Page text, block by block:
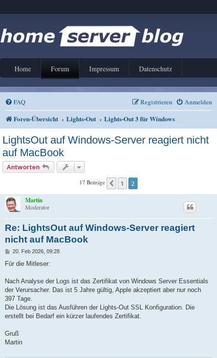
Home Forum Impressum Datenschutz
FAQ Anmelden
Registrieren
Foren-Übersicht Lights-Out Lights-Out 3 für Windows
LightsOut auf Windows-Server reagiert nicht
auf MacBook
Antworten
17 Beiträge Vorherige
1 2
Martin
Moderator
Re: LightsOut auf Windows-Server reagiert
nicht auf MacBook
B
i
a
20. Feb 2026, 09:28
Für die Mitleser:
Nach Analyse der Logs ist das Zertifikat von Windows Server Essentials
der Verursacher. Das ist 5 Jahre gültig, Apple akzeptiert aber nur noch
397 Tage.
Die Lösung ist das Ausführen der Lights-Out SSL Konfiguration. Die
erstellt bei Bedarf ein kürzer laufendes Zertifikat.
Gruß
Martin